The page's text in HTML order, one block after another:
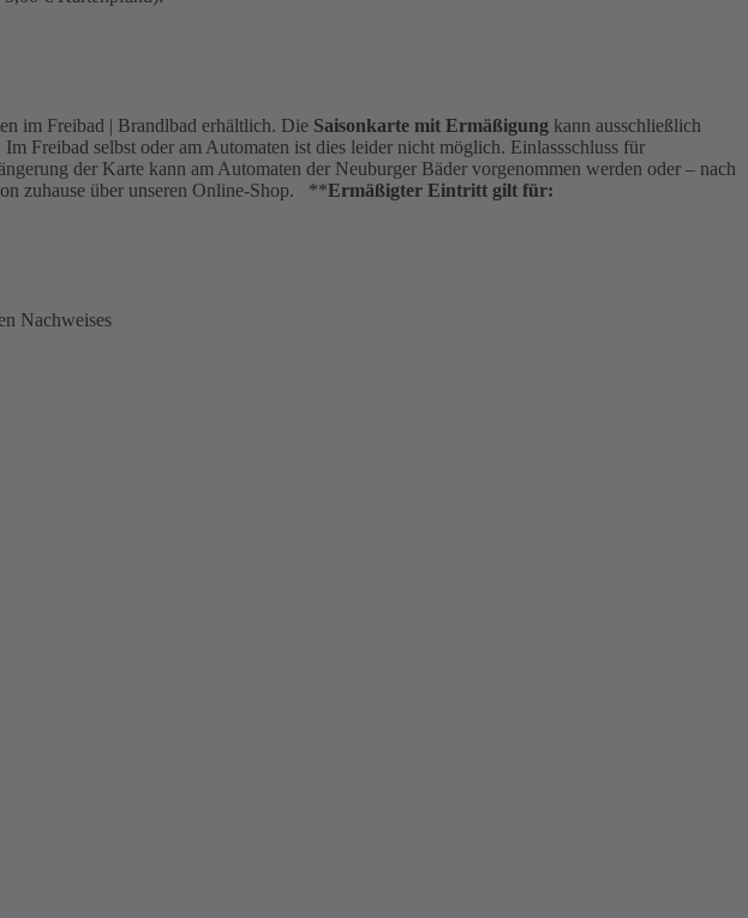
im Freibad | Brandlbad erhältlich. Die Saisonkarte mit Ermäßigung kann ausschließlich
Freibad selbst oder am Automaten ist dies leider nicht möglich. Einlassschluss für
der Karte kann am Automaten der Neuburger Bäder vorgenommen werden oder – nach
zuhause über unseren Online-Shop. **Ermäßigter Eintritt gilt für:
Nachweises